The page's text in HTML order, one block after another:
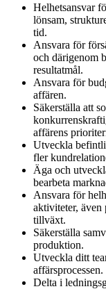
Helhetsansvar
lönsam,
tid.
Ansvara för
och därigenom
resultatmål.
Ansvara för
affären.
Säkerställa att
affärens
Utveckla
fler
Äga och
bearbeta
Ansvara för
aktiviteter, även
tillväxt.
Säkerställa
produktion.
Utveckla ditt
affärsprocessen.
Delta i